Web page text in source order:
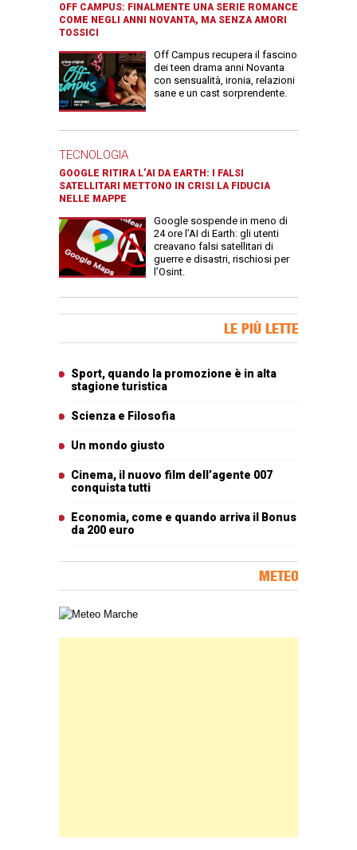
OFF CAMPUS: FINALMENTE UNA SERIE ROMANCE
COME NEGLI ANNI NOVANTA, MA SENZA AMORI
TOSSICI
Off Campus recupera il fascino
dei teen drama anni Novanta
con sensualità, ironia, relazioni
sane e un cast sorprendente.
TECNOLOGIA
GOOGLE RITIRA L’AI DA EARTH: I FALSI
SATELLITARI METTONO IN CRISI LA FIDUCIA
NELLE MAPPE
Google sospende in meno di
24 ore l’AI di Earth: gli utenti
creavano falsi satellitari di
guerre e disastri, rischiosi per
l’Osint.
LE PIÙ LETTE
Sport, quando la promozione è in alta
stagione turistica
Scienza e Filosofia
Un mondo giusto
Cinema, il nuovo film dell’agente 007
conquista tutti
Economia, come e quando arriva il Bonus
da 200 euro
METEO
Carta meteorologica delle Marche